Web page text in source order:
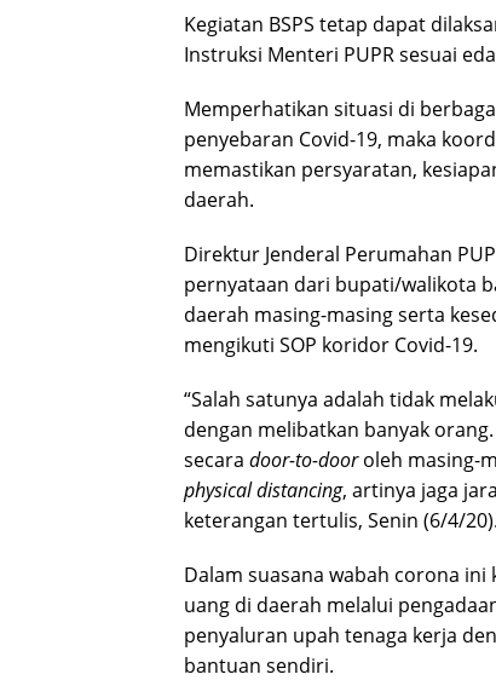
Kegiatan BSPS tetap dapat
Instruksi Menteri PUPR sesuai
Memperhatikan situasi di
penyebaran Covid-19, maka
memastikan persyaratan,
daerah.
Direktur Jenderal Perumahan
pernyataan dari bupati/walikota
daerah masing-masing serta
mengikuti SOP koridor Covid-19.
“Salah satunya adalah tidak
dengan melibatkan banyak
secara door-to-dooroleh masing-
physical distancing, artinya jaga
keterangan tertulis, Senin (6/4/20).
Dalam suasana wabah corona
uang di daerah melalui
penyaluran upah tenaga kerja
bantuan sendiri.